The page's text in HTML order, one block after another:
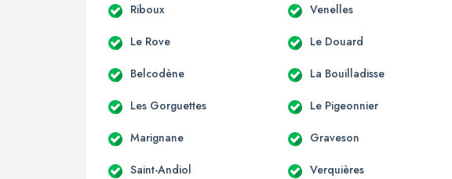
Riboux Venelles
Le Rove Le Douard
Belcodène La Bouilladisse
Les Gorguettes Le Pigeonnier
Marignane Graveson
Saint-Andiol Verquières